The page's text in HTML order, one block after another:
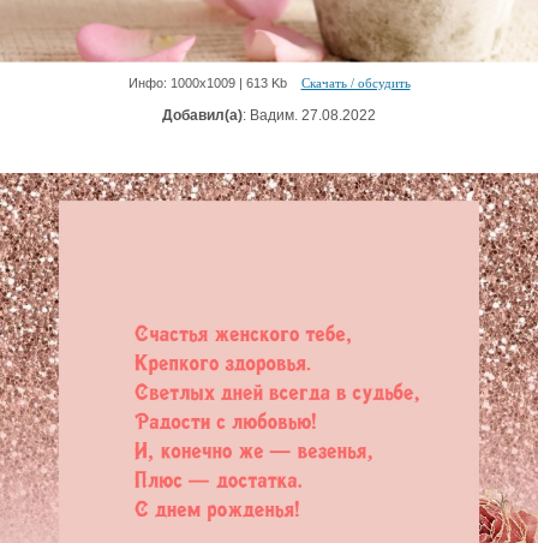
Инфо: 1000х1009 | 613 Kb Скачать / обсудить
Добавил(а): Вадим. 27.08.2022